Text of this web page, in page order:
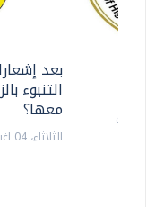
بعد
التنبوء
معها؟
الثلاثاء، 04 اغسطس 2026 04:04 م